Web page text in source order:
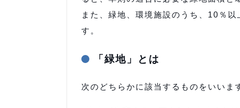
また、緑地、環境施設のうち、10％
す。
「緑地」とは
次のどちらかに該当するものをいいま